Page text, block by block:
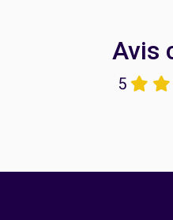
Avis
5